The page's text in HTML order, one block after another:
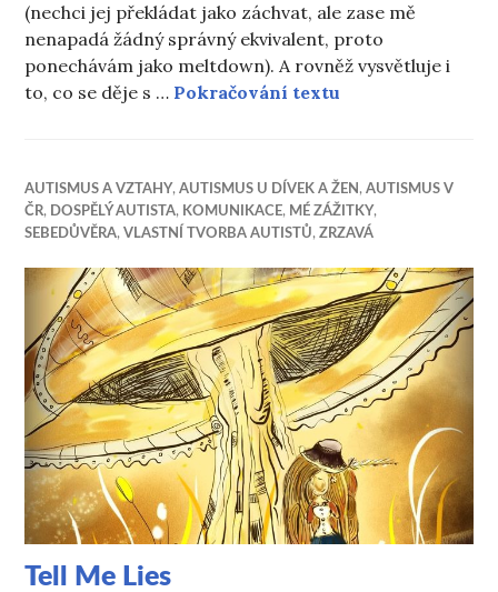
(nechci jej překládat jako záchvat, ale zase mě
nenapadá žádný správný ekvivalent, proto
ponechávám jako meltdown). A rovněž vysvětluje i
to, co se děje s … Pokračování textu
AUTISMUS A VZTAHY,AUTISMUS U DÍVEK A ŽEN ,AUTISMUS V
ČR, DOSPĚLÝ AUTISTA, KOMUNIKACE, MÉ ZÁŽITKY,
SEBEDŮVĚRA, VLASTNÍ TVORBA AUTISTŮ,ZRZAVÁ
Tell Me Lies